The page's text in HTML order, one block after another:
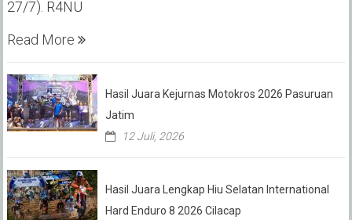
27/7). R4NU
Read More
Hasil Juara Kejurnas Motokros 2026 Pasuruan
Jatim
12 Juli, 2026
Hasil Juara Lengkap Hiu Selatan International
Hard Enduro 8 2026 Cilacap